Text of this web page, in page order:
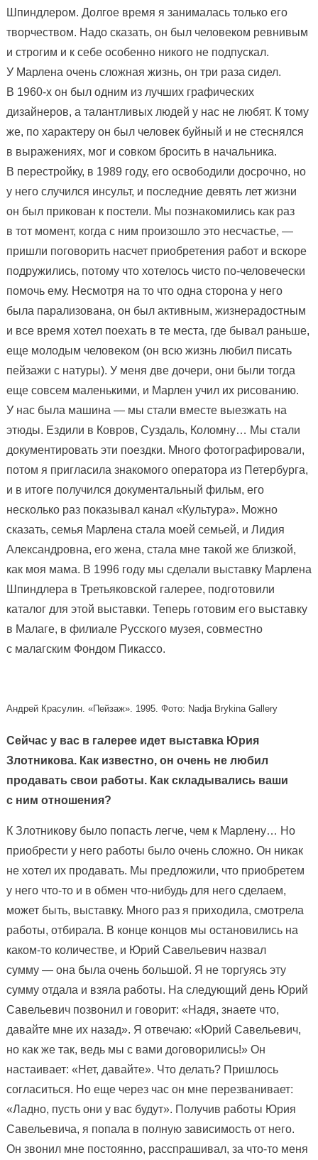
Шпиндлером. Долгое время я занималась только его
творчеством. Надо сказать, он был человеком ревнивым
и строгим и к себе особенно никого не подпускал.
У Марлена очень сложная жизнь, он три раза сидел.
В 1960-х он был одним из лучших графических
дизайнеров, а талантливых людей у нас не любят. К тому
же, по характеру он был человек буйный и не стеснялся
в выражениях, мог и совком бросить в начальника.
В перестройку, в 1989 году, его освободили досрочно, но
у него случился инсульт, и последние девять лет жизни
он был прикован к постели. Мы познакомились как раз
в тот момент, когда с ним произошло это несчастье, —
пришли поговорить насчет приобретения работ и вскоре
подружились, потому что хотелось чисто по-человечески
помочь ему. Несмотря на то что одна сторона у него
была парализована, он был активным, жизнерадостным
и все время хотел поехать в те места, где бывал раньше,
еще молодым человеком (он всю жизнь любил писать
пейзажи с натуры). У меня две дочери, они были тогда
еще совсем маленькими, и Марлен учил их рисованию.
У нас была машина — мы стали вместе выезжать на
этюды. Ездили в Ковров, Суздаль, Коломну… Мы стали
документировать эти поездки. Много фотографировали,
потом я пригласила знакомого оператора из Петербурга,
и в итоге получился документальный фильм, его
несколько раз показывал канал «Культура». Можно
сказать, семья Марлена стала моей семьей, и Лидия
Александровна, его жена, стала мне такой же близкой,
как моя мама. В 1996 году мы сделали выставку Марлена
Шпиндлера в Третьяковской галерее, подготовили
каталог для этой выставки. Теперь готовим его выставку
в Малаге, в филиале Русского музея, совместно
с малагским Фондом Пикассо.
Андрей Красулин. «Пейзаж». 1995. Фото: Nadja Brykina Gallery
Сейчас у вас в галерее идет выставка Юрия
Злотникова. Как известно, он очень не любил
продавать свои работы. Как складывались ваши
с ним отношения?
К Злотникову было попасть легче, чем к Марлену… Но
приобрести у него работы было очень сложно. Он никак
не хотел их продавать. Мы предложили, что приобретем
у него что-то и в обмен что-нибудь для него сделаем,
может быть, выставку. Много раз я приходила, смотрела
работы, отбирала. В конце концов мы остановились на
каком-то количестве, и Юрий Савельевич назвал
сумму — она была очень большой. Я не торгуясь эту
сумму отдала и взяла работы. На следующий день Юрий
Савельевич позвонил и говорит: «Надя, знаете что,
давайте мне их назад». Я отвечаю: «Юрий Савельевич,
но как же так, ведь мы с вами договорились!» Он
настаивает: «Нет, давайте». Что делать? Пришлось
согласиться. Но еще через час он мне перезванивает:
«Ладно, пусть они у вас будут». Получив работы Юрия
Савельевича, я попала в полную зависимость от него.
Он звонил мне постоянно, расспрашивал, за что-то меня